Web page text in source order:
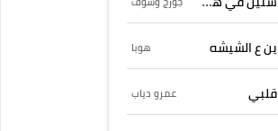
ع الشيشه هوبا
عمرو دياب